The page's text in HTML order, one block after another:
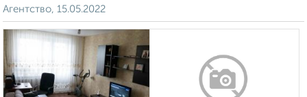
Агентство, 15.05.2022